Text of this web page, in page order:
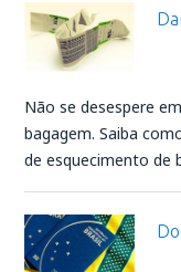
Não se desespere
bagagem. Saiba
de esquecimento de